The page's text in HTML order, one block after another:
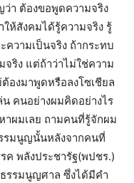
า ต้องขอพูดความจริง
ห้สังคมได้รู้ความจริง รู้
ความเป็นจริง ถ้ากระทบ
ริง แต่ถ้าว่าไม่ใช่ความ
งมาพูดหรือลงโซเชียล
คนอย่างผมคิดอย่างไร
าผมเลย ถามคนที่รู้จักผม
รรมนูญนั้นหลังจากคนที่
พลังประชารัฐ(พปชร.)
รรมนูญศาล ซึ่งได้มีคำ